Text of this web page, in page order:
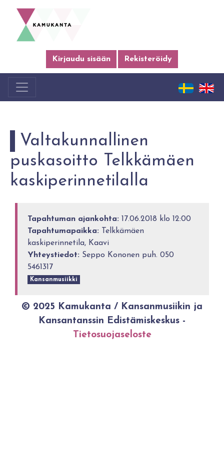
Kirjaudu sisään Rekisteröidy
Valtakunnallinen
puskasoitto Telkkämäen
kaskiperinnetilalla
Tapahtuman ajankohta: 17.06.2018 klo 12:00
Tapahtumapaikka: Telkkämäen
kaskiperinnetila, Kaavi
Yhteystiedot: Seppo Kononen puh. 050
5461317
Kansanmusiikki
© 2025 Kamukanta / Kansanmusiikin ja
Kansantanssin Edistämiskeskus -
Tietosuojaseloste